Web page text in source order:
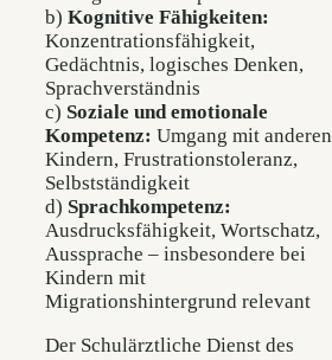
b) Kognitive Fähigkeiten:
Konzentrationsfähigkeit,
Gedächtnis, logisches Denken,
Sprachverständnis
c) Soziale und emotionale
Kompetenz: Umgang mit anderen
Kindern, Frustrationstoleranz,
Selbstständigkeit
d) Sprachkompetenz:
Ausdrucksfähigkeit, Wortschatz,
Aussprache – insbesondere bei
Kindern mit
Migrationshintergrund relevant
Der Schulärztliche Dienst des